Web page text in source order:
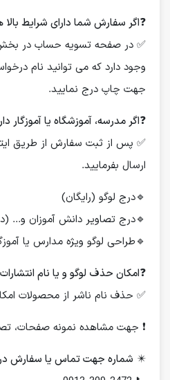
❓اگر سفارش شما دارای شرایط
✅ در صفحه تسویه حساب در بخش
وجود دارد که می توانید نام
جهت چاپ درج نمایید.
❓اگر مدرسه، آموزشگاه یا آموزگار
✅ پس از ثبت سفارش از طریق
ارسال بفرمایید.
🔹درج لوگو (رایگان)
🔹درج تصاویر دانش آموزان و...
🔹طراحی لوگو ویژه مدارس یا
❓امکان حذف لوگو و یا نام
✅ حذف نام ناشر از محصولات
❗️ جهت مشاهده نمونه صفحات،
✴️ شماره جهت تماس یا سفارش در